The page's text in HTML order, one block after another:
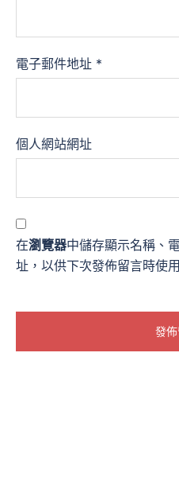
電子郵件地址 *
個人網站網址
在瀏覽器中儲存顯示名稱、
址，以供下次發佈留言時使